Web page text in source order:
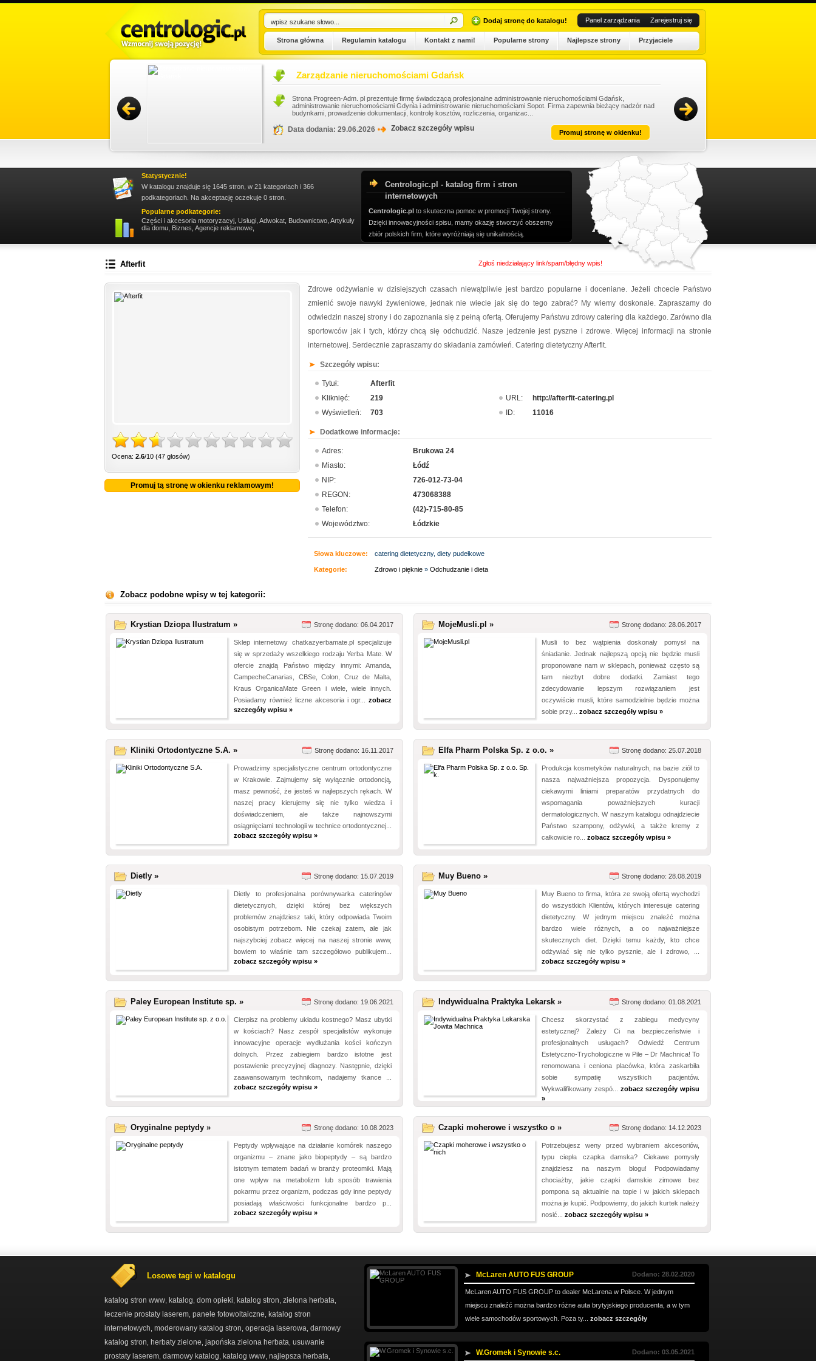
Dodaj stronę do katalogu! Panel zarządzania Zarejestruj się
Strona główna Regulamin katalogu Kontakt z nami! Popularne strony Najlepsze strony Przyjaciele
renowacji konstrukcji. Nasza oferta obejmuje
Zarządzanie nieruchomościami Gdańsk
Strona Progreen-Adm. pl prezentuje firmę świadczącą profesjonalne administrowanie nieruchomościami Gdańsk,
administrowanie nieruchomościami Gdynia i administrowanie nieruchomościami Sopot. Firma zapewnia bieżący nadzór nad
budynkami, prowadzenie dokumentacji, kontrolę kosztów, rozliczenia, organizac...
Data dodania: 29.06.2026 Zobacz szczegóły wpisu Promuj stronę w okienku!
Centrologic.pl - katalog firm i stron
internetowych
Centrologic.pl to skuteczna pomoc w promocji Twojej strony.
Dzięki innowacyjności spisu, mamy okazję stworzyć obszerny
zbiór polskich firm, które wyróżniają się unikalnością.
Statystycznie!
W katalogu znajduje się 1645 stron, w 21 kategoriach i 366
podkategoriach. Na akceptację oczekuje 0 stron.
Popularne podkategorie:
Części i akcesoria motoryzacyj Usługi Adwokat Budownictwo Artykuły
dla domu Biznes Agencje reklamowe
Afterfit Zgłoś niedziałający link/spam/błędny wpis!
Ocena: 2.6/10 (47 głosów)
Promuj tą stronę w okienku reklamowym!
Zdrowe odżywianie w dzisiejszych czasach niewątpliwie jest bardzo popularne i doceniane. Jeżeli chcecie Państwo
zmienić swoje nawyki żywieniowe, jednak nie wiecie jak się do tego zabrać? My wiemy doskonale. Zapraszamy do
odwiedzin naszej strony i do zapoznania się z pełną ofertą. Oferujemy Państwu zdrowy catering dla każdego. Zarówno dla
sportowców jak i tych, którzy chcą się odchudzić. Nasze jedzenie jest pyszne i zdrowe. Więcej informacji na stronie
internetowej. Serdecznie zapraszamy do składania zamówień. Catering dietetyczny Afterfit.
Szczegóły wpisu:
Tytuł:
Afterfit
Kliknięć:
219 URL:
http://afterfit-catering.pl
Wyświetleń:
703 ID: 11016
Dodatkowe informacje:
Adres:
Brukowa 24
Miasto:
Łódź
NIP:
726-012-73-04
REGON:
473068388
Telefon:
(42)-715-80-85
Województwo:
Łódzkie
Słowa kluczowe: catering dietetyczny, diety pudełkowe
Kategorie: Zdrowo i pięknie » Odchudzanie i dieta
Zobacz podobne wpisy w tej kategorii:
Krystian Dziopa Ilustratum » Stronę dodano: 06.04.2017
Sklep internetowy chatkazyerbamate.pl specjalizuje
się w sprzedaży wszelkiego rodzaju Yerba Mate. W
ofercie znajdą Państwo między innymi: Amanda,
CampecheCanarias, CBSe, Colon, Cruz de Malta,
Kraus OrganicaMate Green i wiele, wiele innych.
Posiadamy również liczne akcesoria i ogr... zobacz
szczegóły wpisu »
MojeMusli.pl » Stronę dodano: 28.06.2017
Musli to bez wątpienia doskonały pomysł na
śniadanie. Jednak najlepszą opcją nie będzie musli
proponowane nam w sklepach, ponieważ często są
tam niezbyt dobre dodatki. Zamiast tego
zdecydowanie lepszym rozwiązaniem jest
oczywiście musli, które samodzielnie będzie można
sobie przy... zobacz szczegóły wpisu »
Kliniki Ortodontyczne S.A. » Stronę dodano: 16.11.2017
Prowadzimy specjalistyczne centrum ortodontyczne
w Krakowie. Zajmujemy się wyłącznie ortodoncją,
masz pewność, że jesteś w najlepszych rękach. W
naszej pracy kierujemy się nie tylko wiedza i
doświadczeniem, ale także najnowszymi
osiągnięciami technologii w technice ortodontycznej...
zobacz szczegóły wpisu »
Elfa Pharm Polska Sp. z o.o. » Stronę dodano: 25.07.2018
Produkcja kosmetyków naturalnych, na bazie ziół to
nasza najważniejsza propozycja. Dysponujemy
ciekawymi liniami preparatów przydatnych do
wspomagania poważniejszych kuracji
dermatologicznych. W naszym katalogu odnajdziecie
Państwo szampony, odżywki, a także kremy z
całkowicie ro... zobacz szczegóły wpisu »
Dietly » Stronę dodano: 15.07.2019
Dietly to profesjonalna porównywarka cateringów
dietetycznych, dzięki której bez większych
problemów znajdziesz taki, który odpowiada Twoim
osobistym potrzebom. Nie czekaj zatem, ale jak
najszybciej zobacz więcej na naszej stronie www,
bowiem to właśnie tam szczegółowo publikujem...
zobacz szczegóły wpisu »
Muy Bueno » Stronę dodano: 28.08.2019
Muy Bueno to firma, która ze swoją ofertą wychodzi
do wszystkich Klientów, których interesuje catering
dietetyczny. W jednym miejscu znaleźć można
bardzo wiele różnych, a co najważniejsze
skutecznych diet. Dzięki temu każdy, kto chce
odżywiać się nie tylko pysznie, ale i zdrowo, ...
zobacz szczegóły wpisu »
Paley European Institute sp. » Stronę dodano: 19.06.2021
Cierpisz na problemy układu kostnego? Masz ubytki
w kościach? Nasz zespół specjalistów wykonuje
innowacyjne operacje wydłużania kości kończyn
dolnych. Przez zabiegiem bardzo istotne jest
postawienie precyzyjnej diagnozy. Następnie, dzięki
zaawansowanym technikom, nadajemy tkance ...
zobacz szczegóły wpisu »
Indywidualna Praktyka Lekarsk » Stronę dodano: 01.08.2021
Chcesz skorzystać z zabiegu medycyny
estetycznej? Zależy Ci na bezpieczeństwie i
profesjonalnych usługach? Odwiedź Centrum
Estetyczno-Trychologiczne w Pile – Dr Machnica! To
renomowana i ceniona placówka, która zaskarbiła
sobie sympatię wszystkich pacjentów.
Wykwalifikowany zespó... zobacz szczegóły wpisu
»
Oryginalne peptydy » Stronę dodano: 10.08.2023
Peptydy wpływające na działanie komórek naszego
organizmu – znane jako biopeptydy – są bardzo
istotnym tematem badań w branży proteomiki. Mają
one wpływ na metabolizm lub sposób trawienia
pokarmu przez organizm, podczas gdy inne peptydy
posiadają właściwości funkcjonalne bardzo p...
zobacz szczegóły wpisu »
Czapki moherowe i wszystko o » Stronę dodano: 14.12.2023
Potrzebujesz weny przed wybraniem akcesoriów,
typu ciepła czapka damska? Ciekawe pomysły
znajdziesz na naszym blogu! Podpowiadamy
chociażby, jakie czapki damskie zimowe bez
pompona są aktualnie na topie i w jakich sklepach
można je kupić. Podpowiemy, do jakich kurtek należy
nosić... zobacz szczegóły wpisu »
Losowe tagi w katalogu
katalog stron www katalog dom opieki katalog stron zielona herbata
leczenie prostaty laserem panele fotowoltaiczne
katalog stron
internetowych moderowany katalog stron operacja laserowa darmowy
katalog stron
herbaty zielone japońska zielona herbata usuwanie
prostaty laserem darmowy katalog katalog www najlepsza herbata
McLaren AUTO FUS GROUP Dodano: 28.02.2020
McLaren AUTO FUS GROUP to dealer McLarena w Polsce. W jednym
miejscu znaleźć można bardzo różne auta brytyjskiego producenta, a w tym
wiele samochodów sportowych. Poza ty... zobacz szczegóły
W.Gromek i Synowie s.c. Dodano: 03.05.2021